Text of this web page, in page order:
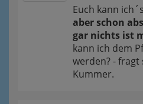
Euch kann
aber schon
gar nichts ist
kann ich dem
werden? - fragt
Kummer.